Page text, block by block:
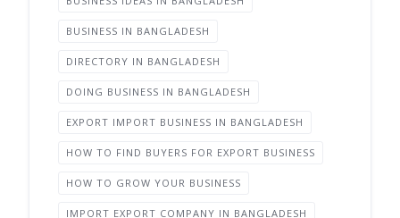
BUSINESS IN BANGLADESH
DIRECTORY IN BANGLADESH
DOING BUSINESS IN BANGLADESH
EXPORT IMPORT BUSINESS IN BANGLADESH
HOW TO FIND BUYERS FOR EXPORT BUSINESS
HOW TO GROW YOUR BUSINESS
IMPORT EXPORT COMPANY IN BANGLADESH